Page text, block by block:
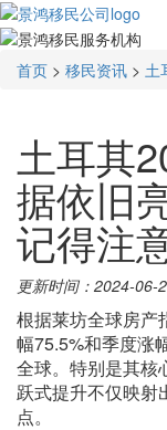
首页 > 移民资讯 > 土
土耳其
据依旧
记得注
更新时间：2024-06-
根据莱坊全球房产
幅75.5%和季度涨
全球。特别是其核
跃式提升不仅映射
点。